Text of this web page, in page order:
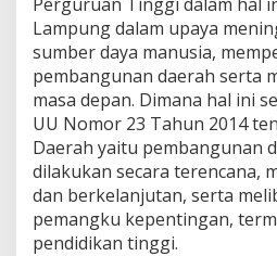
a
s
i
s
I
m
u
P
e
n
g
Lampung dalam upaya
sumber daya manusia,
pembangunan daerah serta
masa depan. Dimana hal ini
UU Nomor 23 Tahun 2014
Daerah yaitu pembangunan
dilakukan secara terencana,
dan berkelanjutan, serta
pemangku kepentingan,
pendidikan tinggi.